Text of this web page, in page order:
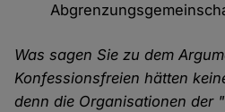
Was sagen Sie zu dem
Konfessionsfreien hätten
denn die Organisationen der